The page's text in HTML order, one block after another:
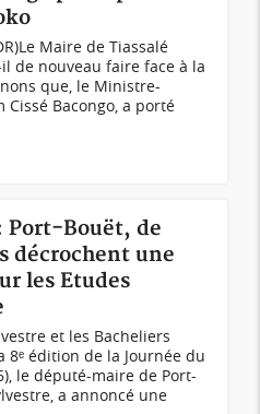
Maire de Tiassalé
de nouveau faire face à la
que, le Ministre-
Bacongo, a porté
Port-Bouët, de
décrochent une
les Etudes
et les Bacheliers
8ᵉ édition de la Journée du
le député-maire de Port-
a annoncé une